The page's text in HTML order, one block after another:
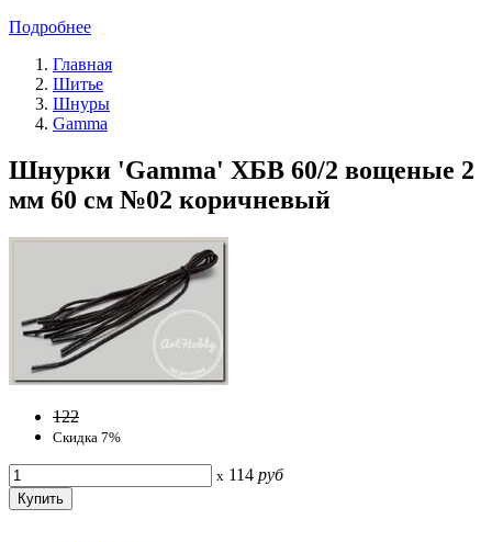
Подробнее
Главная
Шитье
Шнуры
Gamma
Шнурки 'Gamma' ХБВ 60/2 вощеные 2
мм 60 см №02 коричневый
122
Скидка 7%
x 114 руб